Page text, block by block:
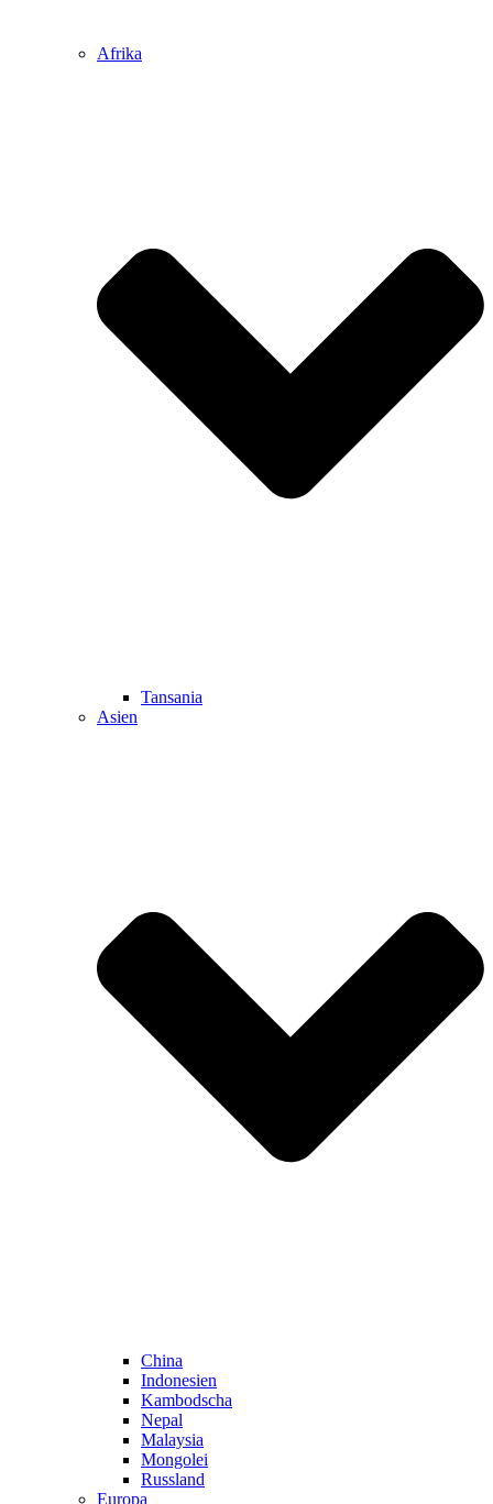
Afrika
Tansania
Asien
China
Indonesien
Kambodscha
Nepal
Malaysia
Mongolei
Russland
Europa